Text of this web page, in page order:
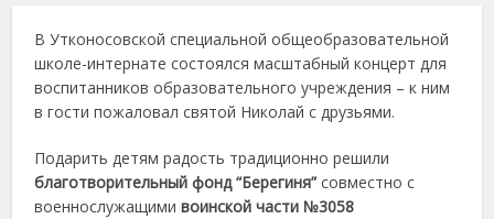
В Утконосовской специальной общеобразовательной
школе-интернате состоялся масштабный концерт для
воспитанников образовательного учреждения – к ним
в гости пожаловал святой Николай с друзьями.
Подарить детям радость традиционно решили
благотворительный фонд “Берегиня” совместно с
военнослужащимивоинской части №3058